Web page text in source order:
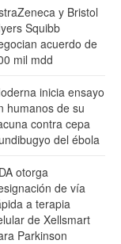
y Bristol
Squibb
acuerdo de
mil mdd
inicia ensayo
humanos de su
contra cepa
del ébola
otorga
de vía
a terapia
de Xellsmart
Parkinson